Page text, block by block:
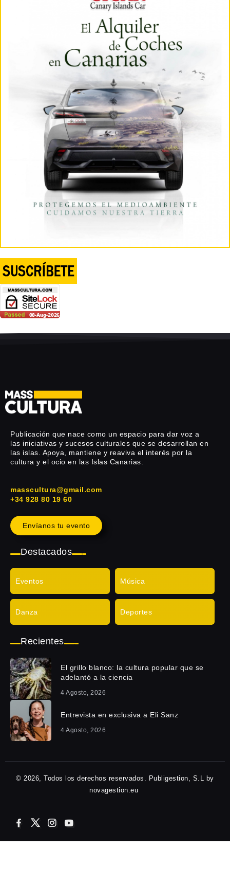
Publicación que nace como un espacio para dar voz a
las iniciativas y sucesos culturales que se desarrollan en
las islas. Apoya, mantiene y reaviva el interés por la
cultura y el ocio en las Islas Canarias.
masscultura@gmail.com
+34 928 80 19 60
Envíanos tu evento
Destacados
Eventos Música
Danza Deportes
Recientes
El grillo blanco: la cultura popular que se
adelantó a la ciencia
4 Agosto, 2026
Entrevista en exclusiva a Eli Sanz
4 Agosto, 2026
© 2026, Todos los derechos reservados. Publigestion, S.L by
novagestion.eu